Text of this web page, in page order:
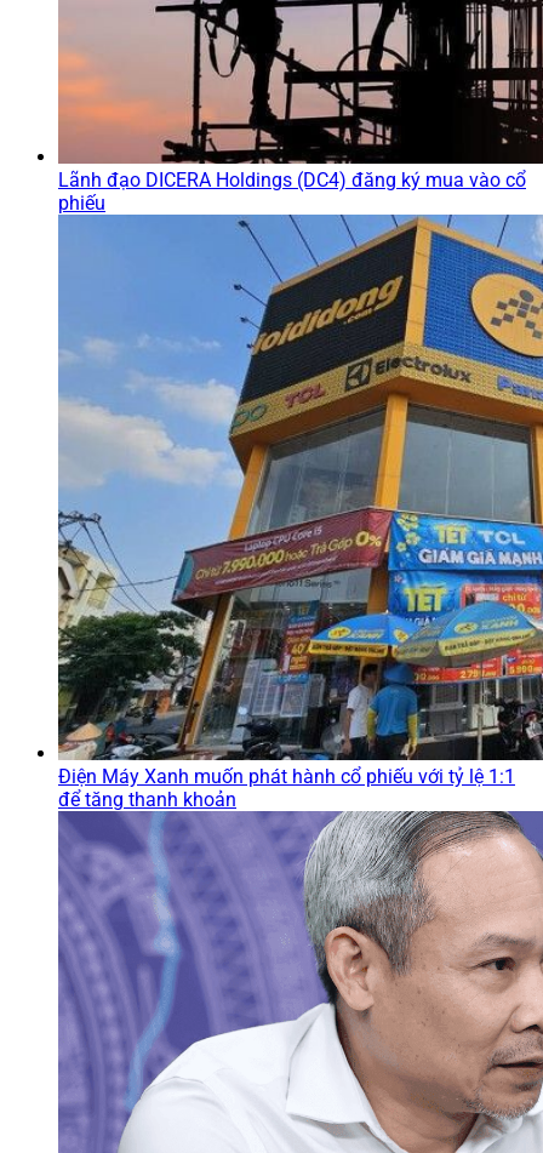
Lãnh đạo DICERA Holdings (DC4) đăng ký mua vào cổ
phiếu
Điện Máy Xanh muốn phát hành cổ phiếu với tỷ lệ 1:1
để tăng thanh khoản